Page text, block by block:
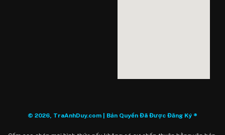
© 2026, TraAnhDuy.com | Bản Quyền Đã Được Đăng Ký ®